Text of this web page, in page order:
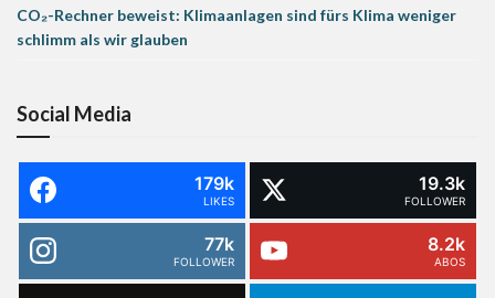
CO₂-Rechner beweist: Klimaanlagen sind fürs Klima weniger
schlimm als wir glauben
Social Media
179k
LIKES
19.3k
FOLLOWER
77k
FOLLOWER
8.2k
ABOS